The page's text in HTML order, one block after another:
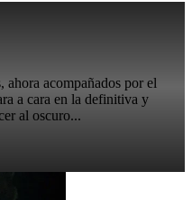
ahora acompañados por el
a cara en la definitiva y
al oscuro...